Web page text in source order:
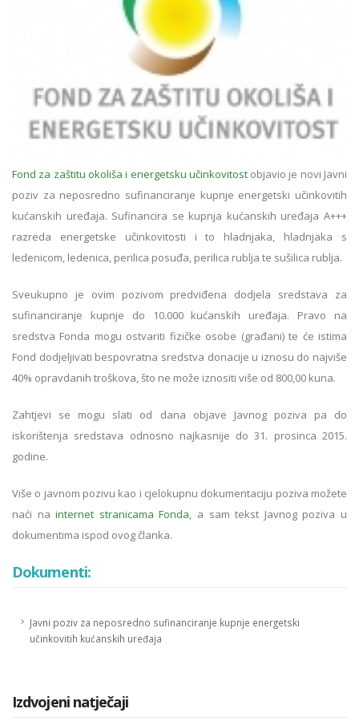
Fond za zaštitu okoliša i energetsku učinkovitostobjavio je novi Javni
poziv za neposredno sufinanciranje kupnje energetski učinkovitih
kućanskih uređaja. Sufinancira se kupnja kućanskih uređaja A+++
razreda energetske učinkovitosti i to hladnjaka, hladnjaka s
ledenicom, ledenica, perilica posuđa, perilica rublja te sušilica rublja.
Sveukupno je ovim pozivom predviđena dodjela sredstava za
sufinanciranje kupnje do 10.000 kućanskih uređaja. Pravo na
sredstva Fonda mogu ostvariti fizičke osobe (građani) te će istima
Fond dodjeljivati bespovratna sredstva donacije u iznosu do najviše
40% opravdanih troškova, što ne može iznositi više od 800,00 kuna.
Zahtjevi se mogu slati od dana objave Javnog poziva pa do
iskorištenja sredstava odnosno najkasnije do 31. prosinca 2015.
godine.
Više o javnom pozivu kao i cjelokupnu dokumentaciju poziva možete
naći nainternet stranicama Fonda, a sam tekst Javnog poziva u
dokumentima ispod ovog članka.
Dokumenti:
Javni poziv za neposredno sufinanciranje kupnje energetski
učinkovitih kućanskih uređaja
Izdvojeni natječaji